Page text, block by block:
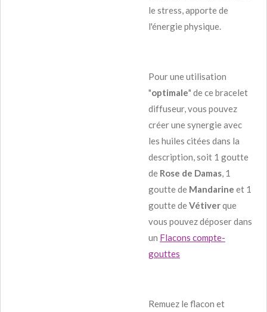
le stress, apporte de
l'énergie physique.
Pour une utilisation
"optimale" de ce bracelet
diffuseur, vous pouvez
créer une synergie avec
les huiles citées dans la
description, soit 1 goutte
de Rose de Damas, 1
goutte de Mandarine et 1
goutte deVétiverque
vous pouvez déposer dans
un Flacons compte-
gouttes
Remuez le flacon et